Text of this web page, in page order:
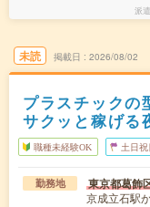
派
未読 掲載日 2026/08/02
プラスチックの
サクッと稼げる
職種未経験OK 土日祝
勤務地 東京都葛飾
京成立石駅